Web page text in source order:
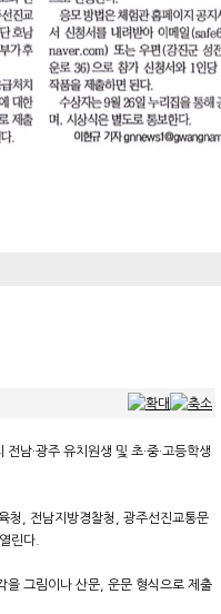
남·광주 유치원생 및 초·중·고등학생
청, 전남지방경찰청, 광주선진교통문
린다.
을 그림이나 산문, 운문 형식으로 제출